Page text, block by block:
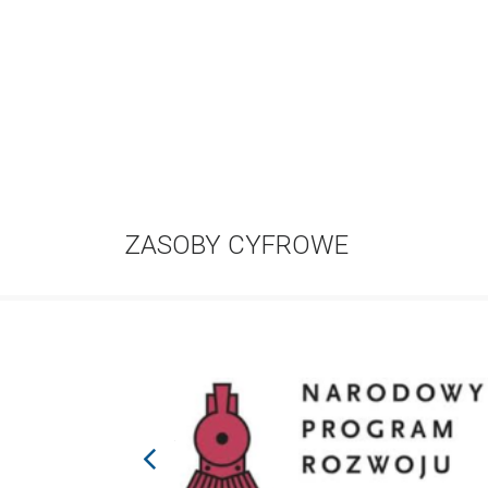
ZASOBY CYFROWE